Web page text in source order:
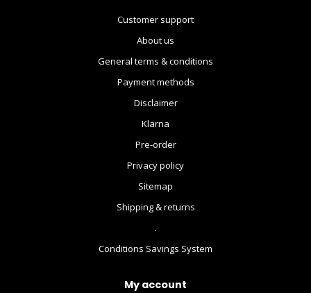
Customer support
About us
General terms & conditions
Payment methods
Disclaimer
Klarna
Pre-order
Privacy policy
Sitemap
Shipping & returns
.
Conditions Savings System
My account